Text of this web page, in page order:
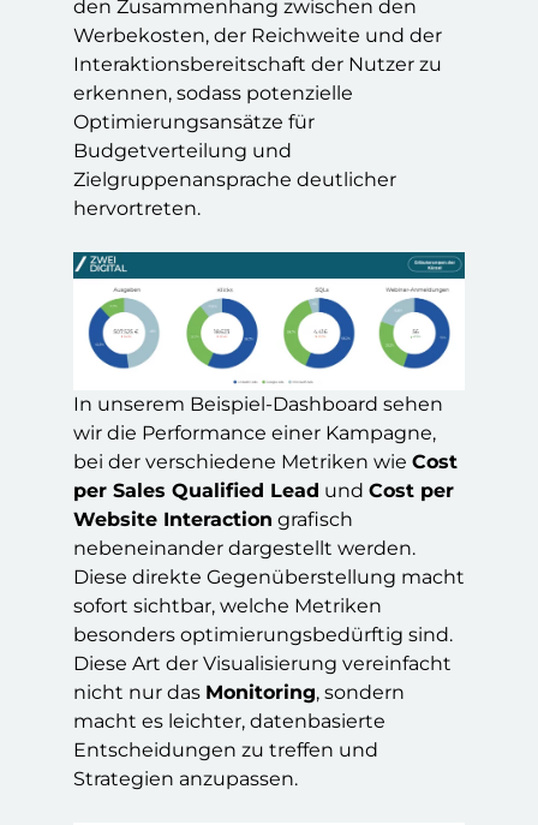
den Zusammenhang zwischen den
Werbekosten, der Reichweite und der
Interaktionsbereitschaft der Nutzer zu
erkennen, sodass potenzielle
Optimierungsansätze für
Budgetverteilung und
Zielgruppenansprache deutlicher
hervortreten.
In unserem Beispiel-Dashboard sehen
wir die Performance einer Kampagne,
bei der verschiedene Metriken wie Cost
per Sales Qualified Lead und Cost per
Website Interaction grafisch
nebeneinander dargestellt werden.
Diese direkte Gegenüberstellung macht
sofort sichtbar, welche Metriken
besonders optimierungsbedürftig sind.
Diese Art der Visualisierung vereinfacht
nicht nur das Monitoring, sondern
macht es leichter, datenbasierte
Entscheidungen zu treffen und
Strategien anzupassen.